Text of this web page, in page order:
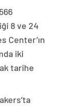
8 ve 24
Center’ın
iki
tarihe